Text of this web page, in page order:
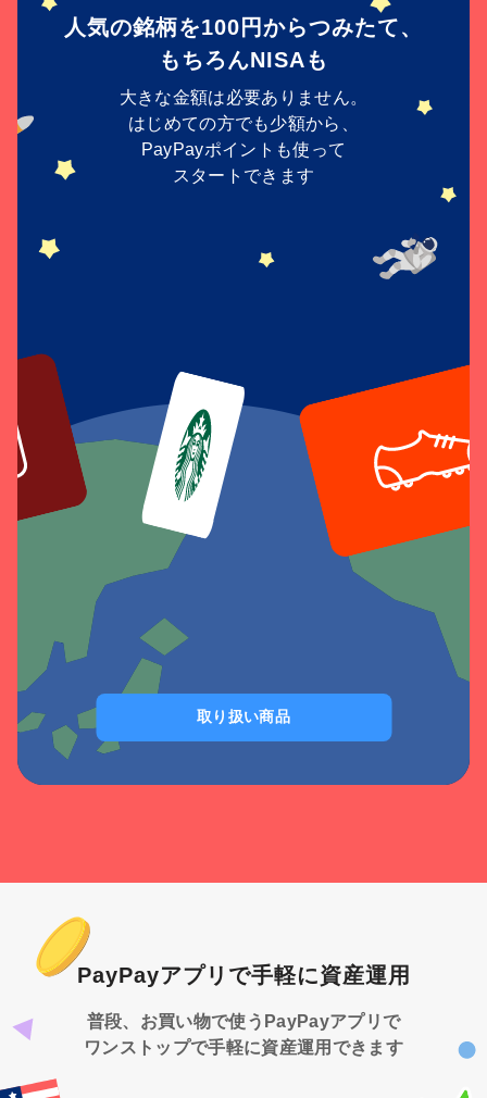
人気の銘柄を100円からつみたて、
もちろんNISAも
大きな金額は必要ありません。
はじめての方でも少額から、
PayPayポイントも使って
スタートできます
取り扱い商品
PayPayアプリで手軽に資産運用
普段、お買い物で使うPayPayアプリで
ワンストップで手軽に資産運用できます